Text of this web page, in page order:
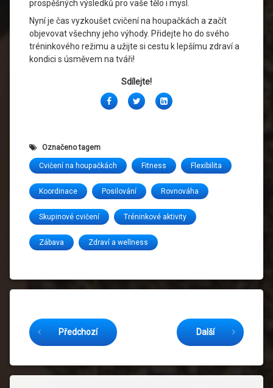
prospěšných výsledků pro vaše tělo i mysl.
Nyní je čas vyzkoušet cvičení na houpačkách a začít
objevovat všechny jeho výhody. Přidejte ho do svého
tréninkového režimu a užijte si cestu k lepšímu zdraví a
kondici s úsměvem na tváři!
Sdílejte!
FacebookTwitterLinkedIn
Označeno tagem
Cvičení na houpačkách Fitness Flexibilita
Koordinace Posilování Rovnováha
Skupinové cvičení Tréninkové aktivity
Zábava Zdraví a wellness
Předchozí Další